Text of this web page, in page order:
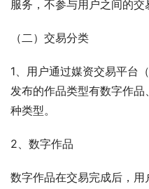
服务，不参与⽤户之间的交
（二）交易分类
1、用户通过媒资交易平台
发布的作品类型有数字作
种类型。
2、数字作品
数字作品在交易完成后，